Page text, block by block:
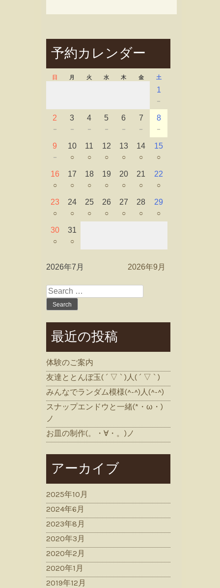
予約カレンダー
日 月 火 水 木 金 土
1
－
2
－
3
－
4
－
5
－
6
－
7
－
8
－
9
－
10
○
11
○
12
○
13
○
14
○
15
○
16
○
17
○
18
○
19
○
20
○
21
○
22
○
23
○
24
○
25
○
26
○
27
○
28
○
29
○
30
○
31
○
2026年7月 2026年9月
Search
for:
最近の投稿
体験のご案内
友達ととんぼ玉( ´ ▽ ` )人( ´ ▽ ` )
みんなでランダム模様(^-^)人(^-^)
スナップエンドウと一緒(*・ω・)
ノ
お皿の制作(。・∀・。)ノ
アーカイブ
2025年10月
2024年6月
2023年8月
2020年3月
2020年2月
2020年1月
2019年12月